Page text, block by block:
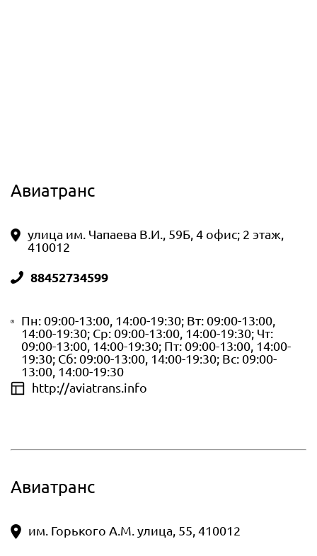
Авиатранс
улица им. Чапаева В.И., 59Б, 4 офис; 2 этаж,
410012
88452734599
Пн: 09:00-13:00, 14:00-19:30; Вт: 09:00-13:00,
14:00-19:30; Ср: 09:00-13:00, 14:00-19:30; Чт:
09:00-13:00, 14:00-19:30; Пт: 09:00-13:00, 14:00-
19:30; Сб: 09:00-13:00, 14:00-19:30; Вс: 09:00-
13:00, 14:00-19:30
http://aviatrans.info
Авиатранс
им. Горького А.М. улица, 55, 410012